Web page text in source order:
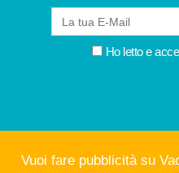
Ho letto e
Vuoi fare pubblicità su